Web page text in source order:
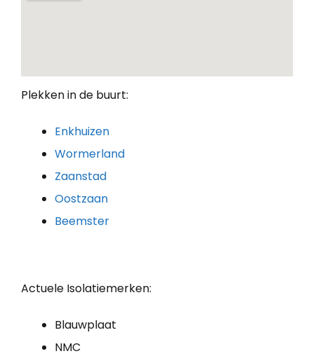
Plekken in de buurt:
Enkhuizen
Wormerland
Zaanstad
Oostzaan
Beemster
Actuele Isolatiemerken:
Blauwplaat
NMC